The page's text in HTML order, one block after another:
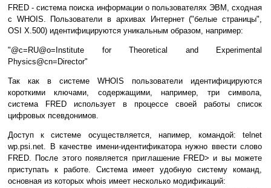
FRED - система поиска информации о пользователях ЭВМ, сходная
с WHOIS. Пользователи в архивах Интернет ("белые страницы",
OSI X.500) идентифицируются уникальным образом, например:
"@c=RU@o=Institute for Theoretical and Experimental
Physics@cn=Director"
Так как в системе WHOIS пользователи идентифицируются
короткими ключами, содержащими, например, три символа,
система FRED использует в процессе своей работы список
цифровых псевдонимов.
Доступ к системе осуществляется, напимер, командой: telnet
wp.psi.net. В качестве имени-идентификатора нужно ввести слово
FRED. После этого появляется приглашение FRED> и вы можете
приступать к работе. Система имеет удобную систему команд,
основная из которых whois имеет несколько модификаций: